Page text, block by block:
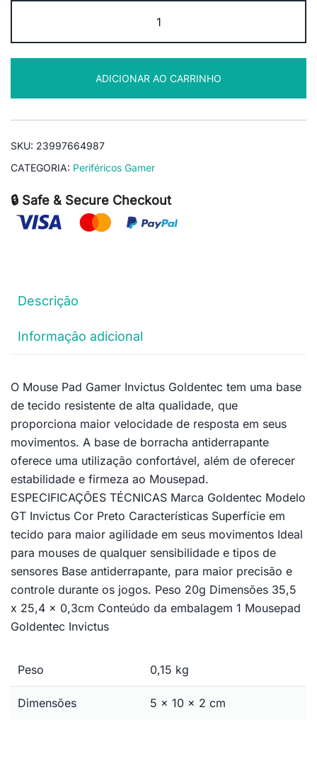
Gamer
Speed
GT
Invictus
Médio
ADICIONAR AO CARRINHO
SKU: 23997664987
CATEGORIA: Periféricos Gamer
🔒 Safe & Secure Checkout
Descrição
Informação adicional
O Mouse Pad Gamer Invictus Goldentec tem uma base
de tecido resistente de alta qualidade, que
proporciona maior velocidade de resposta em seus
movimentos. A base de borracha antiderrapante
oferece uma utilização confortável, além de oferecer
estabilidade e firmeza ao Mousepad.
ESPECIFICAÇÕES TÉCNICAS Marca Goldentec Modelo
GT Invictus Cor Preto Características Superfície em
tecido para maior agilidade em seus movimentos Ideal
para mouses de qualquer sensibilidade e tipos de
sensores Base antiderrapante, para maior precisão e
controle durante os jogos. Peso 20g Dimensões 35,5
x 25,4 x 0,3cm Conteúdo da embalagem 1 Mousepad
Goldentec Invictus
Peso 0,15 kg
Dimensões 5 × 10 × 2 cm